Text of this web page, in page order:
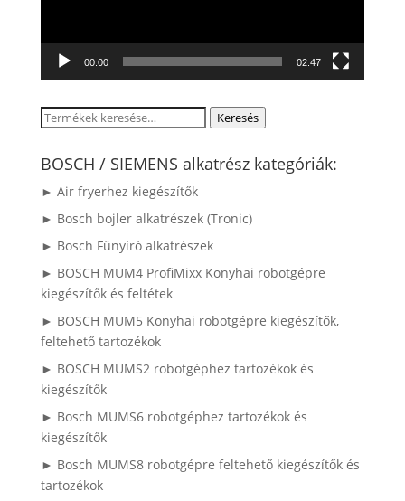
00:00 02:47
Keresés
következőre:
Keresés
BOSCH / SIEMENS alkatrész kategóriák:
► Air fryerhez kiegészítők
► Bosch bojler alkatrészek (Tronic)
► Bosch Fűnyíró alkatrészek
► BOSCH MUM4 ProfiMixx Konyhai robotgépre
kiegészítők és feltétek
► BOSCH MUM5 Konyhai robotgépre kiegészítők,
feltehető tartozékok
► BOSCH MUMS2 robotgéphez tartozékok és
kiegészítők
► Bosch MUMS6 robotgéphez tartozékok és
kiegészítők
► Bosch MUMS8 robotgépre feltehető kiegészítők és
tartozékok